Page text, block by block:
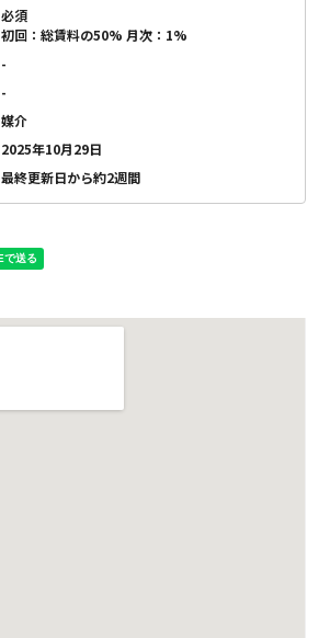
必須
初回：総賃料の50% 月次：1%
-
-
媒介
2025年10月29日
最終更新日から約2週間